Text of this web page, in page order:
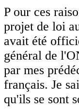
P our ces
projet de loi
avait été
général de
par mes
français. Je
qu'ils se sont